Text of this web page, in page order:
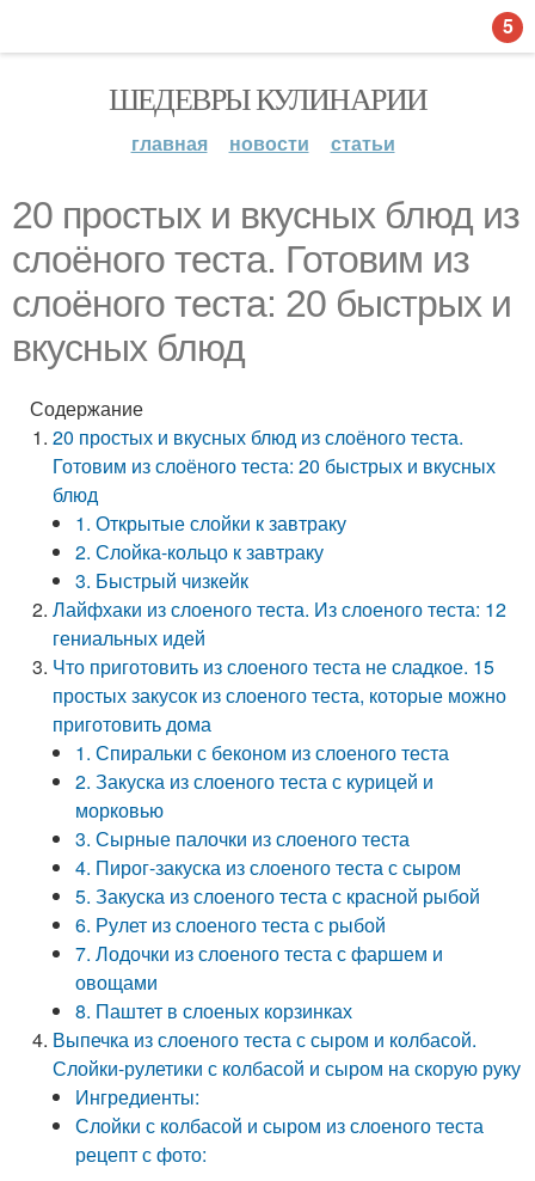
ШЕДЕВРЫ КУЛИНАРИИ
главная новости статьи
20 простых и вкусных блюд из
слоёного теста. Готовим из
слоёного теста: 20 быстрых и
вкусных блюд
Содержание
20 простых и вкусных блюд из слоёного теста.
Готовим из слоёного теста: 20 быстрых и вкусных
блюд
1. Открытые слойки к завтраку
2. Слойка-кольцо к завтраку
3. Быстрый чизкейк
Лайфхаки из слоеного теста. Из слоеного теста: 12
гениальных идей
Что приготовить из слоеного теста не сладкое. 15
простых закусок из слоеного теста, которые можно
приготовить дома
1. Спиральки с беконом из слоеного теста
2. Закуска из слоеного теста с курицей и
морковью
3. Сырные палочки из слоеного теста
4. Пирог-закуска из слоеного теста с сыром
5. Закуска из слоеного теста с красной рыбой
6. Рулет из слоеного теста с рыбой
7. Лодочки из слоеного теста с фаршем и
овощами
8. Паштет в слоеных корзинках
Выпечка из слоеного теста с сыром и колбасой.
Слойки-рулетики с колбасой и сыром на скорую руку
Ингредиенты:
Слойки с колбасой и сыром из слоеного теста
рецепт с фото:
5